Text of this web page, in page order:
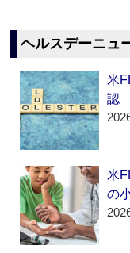
ヘルスデーニュ
米
認
米
の